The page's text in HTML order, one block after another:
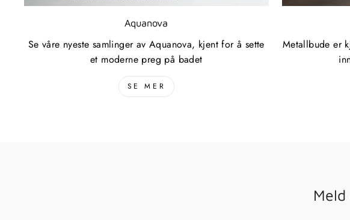
Aquanova
Se våre nyeste samlinger av Aquanova, kjent for å sette
et moderne preg på badet
SE MER
Metallbude er